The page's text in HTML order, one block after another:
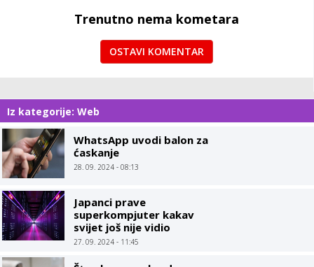
Trenutno nema kometara
OSTAVI KOMENTAR
Iz kategorije: Web
WhatsApp uvodi balon za
ćaskanje
28. 09. 2024 - 08:13
Japanci prave
superkompjuter kakav
svijet još nije vidio
27. 09. 2024 - 11:45